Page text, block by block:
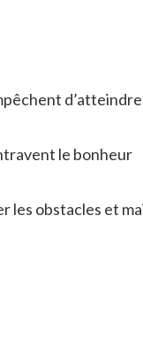
le bonheur
les obstacles et